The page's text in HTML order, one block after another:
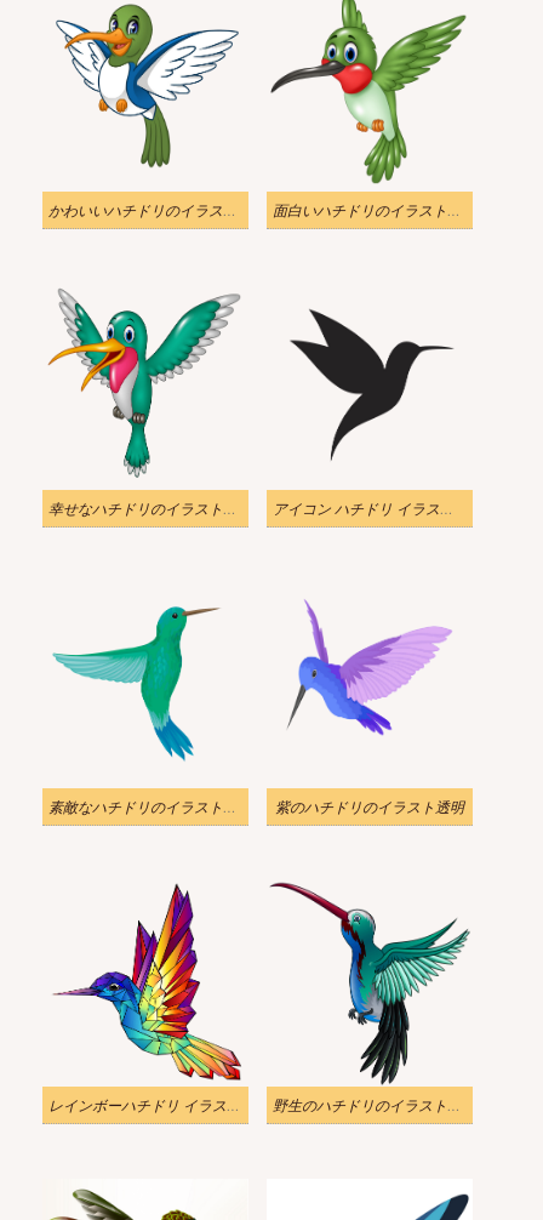
かわいいハチドリのイラスト透明 面白いハチドリのイラスト透明
幸せなハチドリのイラスト透明 アイコン ハチドリ イラスト透明
素敵なハチドリのイラスト透明 紫のハチドリのイラスト透明
レインボーハチドリ イラスト透明 野生のハチドリのイラスト透明